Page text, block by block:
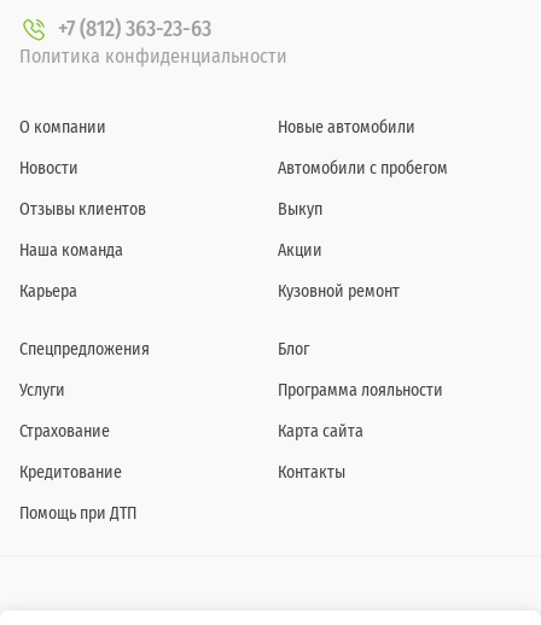
+7 (812) 363-23-63
Политика конфиденциальности
О компании
Новости
Отзывы клиентов
Наша команда
Карьера
Новые автомобили
Автомобили с пробегом
Выкуп
Акции
Кузовной ремонт
Спецпредложения
Услуги
Страхование
Кредитование
Помощь при ДТП
Блог
Программа лояльности
Карта сайта
Контакты